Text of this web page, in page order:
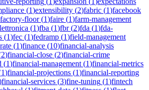
(1)extensibility (2)fabric (1)facebook
factory-floor(1)faire (1)farm-management
(1)fba (1)fbr(2)fda (1)fda-
(1)fec (1)fedramp (1)field-management
(1)finance (10)financial-analysis
2)financial-close (2)financial-crime
(1)financial-management (1)financial-metrics
1)financial-projections (1)financial-reporting
financial-services (3)fine-tuning (1)fintech